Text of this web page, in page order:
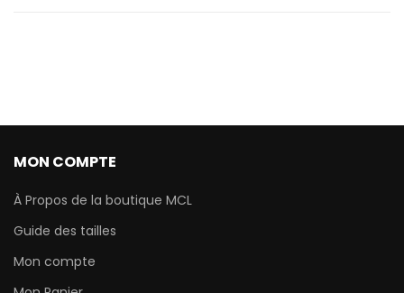
MON COMPTE
À Propos de la boutique MCL
Guide des tailles
Mon compte